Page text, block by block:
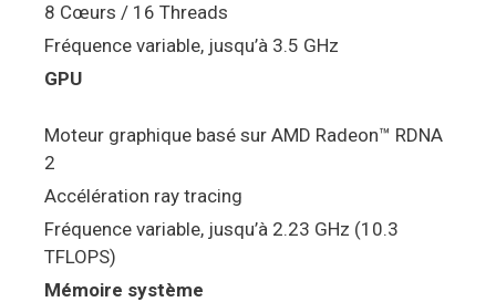
8 Cœurs / 16 Threads
Fréquence variable, jusqu’à 3.5 GHz
GPU
Moteur graphique basé sur AMD Radeon™ RDNA
2
Accélération ray tracing
Fréquence variable, jusqu’à 2.23 GHz (10.3
TFLOPS)
Mémoire système